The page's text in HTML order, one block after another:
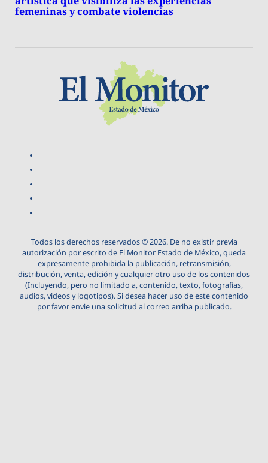
femeninas y combate violencias
Todos los derechos reservados © 2026. De no existir previa
autorización por escrito de El Monitor Estado de México, queda
expresamente prohibida la publicación, retransmisión,
distribución, venta, edición y cualquier otro uso de los contenidos
(Incluyendo, pero no limitado a, contenido, texto, fotografías,
audios, videos y logotipos). Si desea hacer uso de este contenido
por favor envie una solicitud al correo arriba publicado.